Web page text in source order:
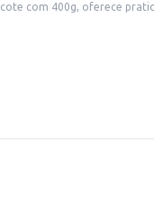
para diversos usos. Sua apresentação fatiada facilita
praticidade e
bom rendimento,